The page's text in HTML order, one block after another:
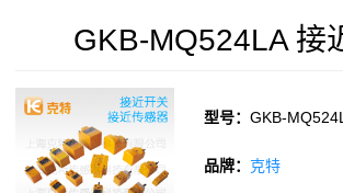
GKB-MQ524LA 接
型号：GKB-
品牌： 克特